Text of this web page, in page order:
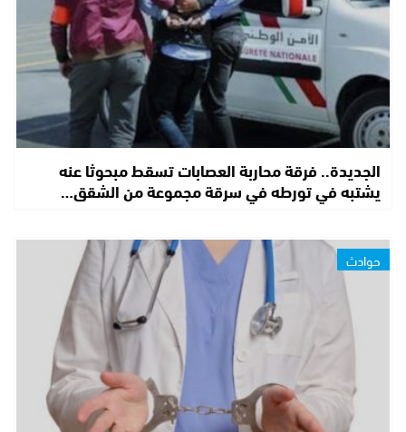
الجديدة.. فرقة محاربة العصابات تسقط مبحوثا عنه
يشتبه في تورطه في سرقة مجموعة من الشقق…
حوادث